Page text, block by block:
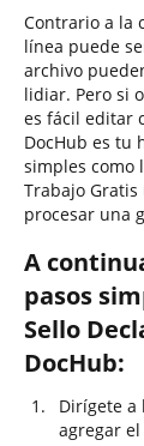
Contrario a la
línea puede
archivo
lidiar. Pero si
es fácil editar
DocHub es tu
simples como
Trabajo
procesar una
A
pasos
Sello
DocHub:
Dirígete a
agregar